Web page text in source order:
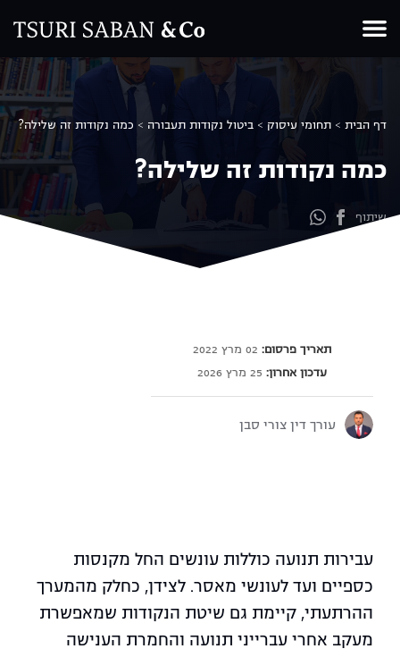
דף הבית > תחומי עיסוק > ביטול נקודות תעבורה > כמה נקודות זה שלילה?
כמה נקודות זה שלילה?
שיתוף
תאריך פרסום:02 מרץ 2022
עדכון אחרון:25 מרץ 2026
עורך דין צורי סבן
עבירות תנועה כוללות עונשים החל מקנסות
כספיים ועד לעונשי מאסר. לצידן, כחלק מהמערך
ההרתעתי, קיימת גם שיטת הנקודות שמאפשרת
מעקב אחרי עברייני תנועה והחמרת הענישה